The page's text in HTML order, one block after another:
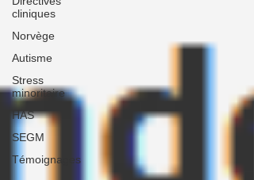
cliniques
Norvège
Autisme
Stress
minoritaire
HAS
SEGM
Témoignages